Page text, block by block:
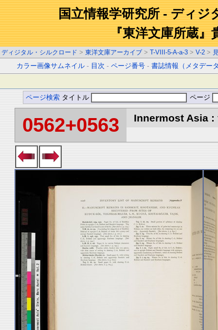
国立情報学研究所 - ディジ
『東洋文庫所蔵』
ディジタル・シルクロード > 東洋文庫アーカイブ > T-VIII-5-A-a-3 > V-2 >
カラー画像サムネイル - 目次 -ページ番号 -書誌情報（メタデー
ページ検索 タイトル ページ
0562+0563 Innermost Asia :